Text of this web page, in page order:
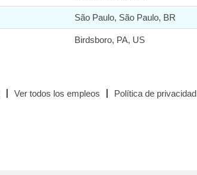
São Paulo, São Paulo, BR
Birdsboro, PA, US
Ver todos los empleos Política de privacidad